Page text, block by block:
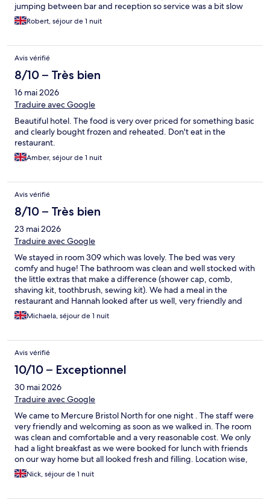
jumping between bar and reception so service was a bit slow
Robert, séjour de 1 nuit
Avis vérifié
8/10 – Très bien
16 mai 2026
Traduire avec Google
Beautiful hotel. The food is very over priced for something basic
and clearly bought frozen and reheated. Don't eat in the
restaurant.
Amber, séjour de 1 nuit
Avis vérifié
8/10 – Très bien
23 mai 2026
Traduire avec Google
We stayed in room 309 which was lovely. The bed was very
comfy and huge! The bathroom was clean and well stocked with
the little extras that make a difference (shower cap, comb,
shaving kit, toothbrush, sewing kit). We had a meal in the
restaurant and Hannah looked after us well, very friendly and
helpful. Overall the staff were excellent and we would stay
again.
Michaela, séjour de 1 nuit
Avis vérifié
10/10 – Exceptionnel
30 mai 2026
Traduire avec Google
We came to Mercure Bristol North for one night . The staff were
very friendly and welcoming as soon as we walked in. The room
was clean and comfortable and a very reasonable cost. We only
had a light breakfast as we were booked for lunch with friends
on our way home but all looked fresh and filling. Location wise,
it’s within a few miles from M4, so convenient.
Nick, séjour de 1 nuit